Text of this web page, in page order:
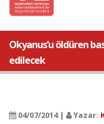
Okyanus’u öldüren
edilecek
04/07/2014 | Yazar: